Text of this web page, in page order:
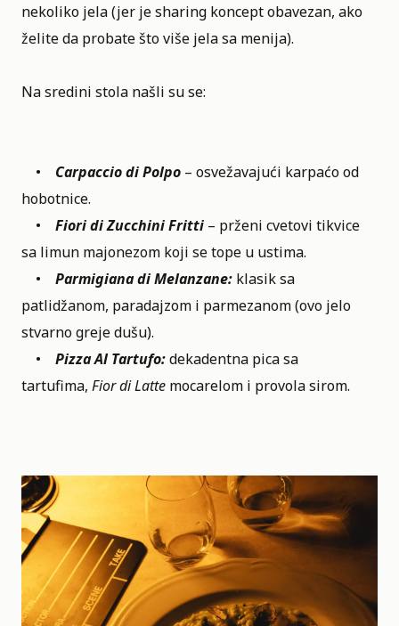
nekoliko jela (jer je sharing koncept obavezan, ako
želite da probate što više jela sa menija).
Na sredini stola našli su se:
• Carpaccio di Polpo – osvežavajući karpaćo od
hobotnice.
• Fiori di Zucchini Fritti – prženi cvetovi tikvice
sa limun majonezom koji se tope u ustima.
•
Parmigiana di Melanzane: klasik sa
patlidžanom, paradajzom i parmezanom (ovo jelo
stvarno greje dušu).
•
Pizza Al Tartufo:dekadentna pica sa
tartufima, Fior di Latte mocarelom i provola sirom.